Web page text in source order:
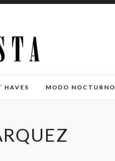
HAVES MODO NOCTURNO